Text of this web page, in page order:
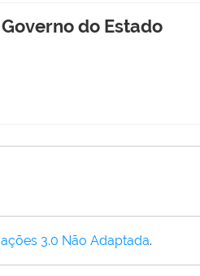
do Estado
3.0 Não Adaptada.